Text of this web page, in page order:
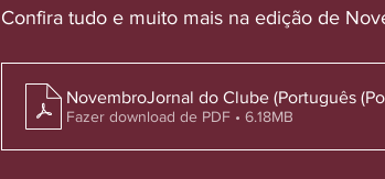
Confira tudo e muito mais na edição de
NovembroJornal do Clube (Português
Fazer download de PDF • 6.18MB